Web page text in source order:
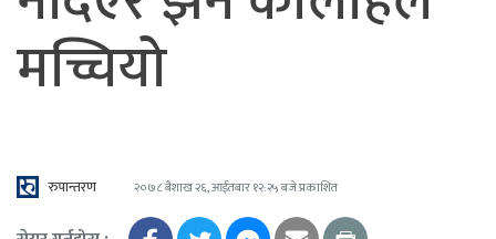
मच्चियो
रुपान्तरण २०७८ बैशाख २६, आईतबार १२:२५ बजे प्रकाशित